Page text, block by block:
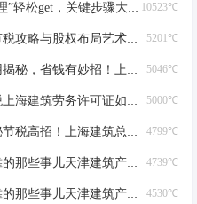
10523℃
揭秘！天津建筑产业园总包资质办理
5201℃
局艺术上海建筑分包有什么费用
5046℃
上海建筑劳务许可证办理费用是多少
5000℃
建筑劳务许可证如何节税
4799℃
上海建筑总包免费办理吗？
4739℃
天津建筑产业园总包资质挂靠
4530℃
天津建筑产业园总包资质挂靠